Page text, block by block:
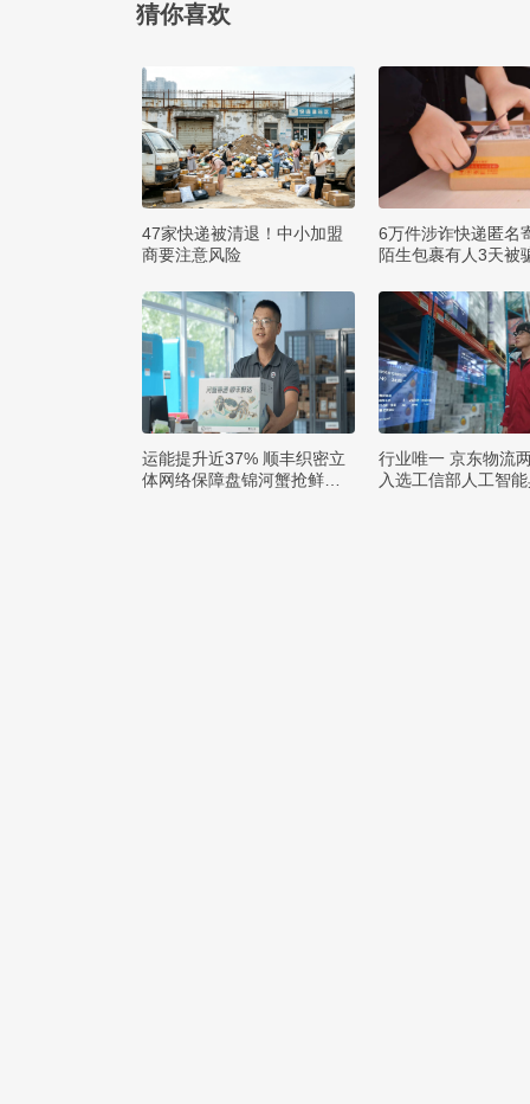
猜你喜欢
47家快递被清退！中小加盟
商要注意风险
6万件涉诈快递匿名
陌生包裹有人3天被
运能提升近37% 顺丰织密立
体网络保障盘锦河蟹抢鲜出
行业唯一 京东物流
入选工信部人工智